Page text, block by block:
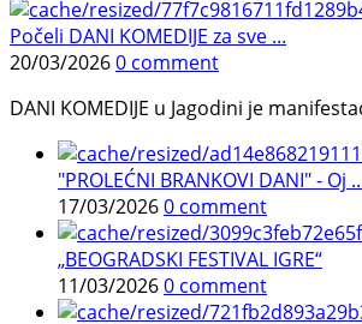
Počeli DANI KOMEDIJE za sve ...
20/03/20260 comment
DANI KOMEDIJE u Jagodini je
"PROLEĆNI BRANKOVI DANI" - Oj
17/03/20260 comment
„BEOGRADSKI FESTIVAL IGRE“
11/03/20260 comment